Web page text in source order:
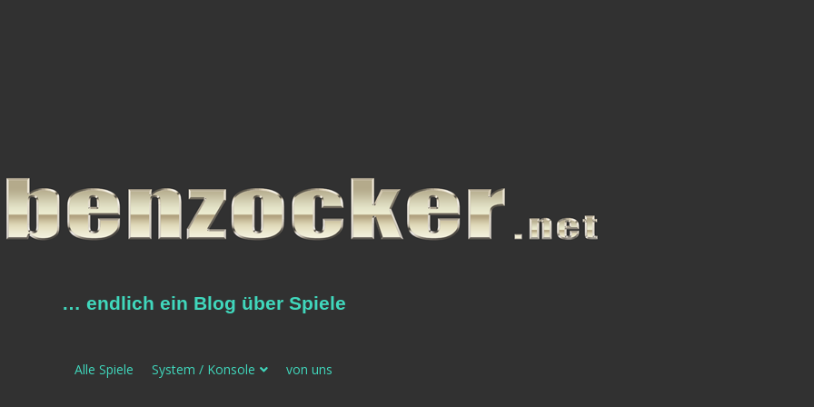
… endlich ein Blog über Spiele
Alle Spiele System / Konsole von uns